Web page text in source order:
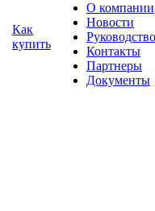
Как
купить
О компании
Новости
Руководство
Контакты
Партнеры
Документы